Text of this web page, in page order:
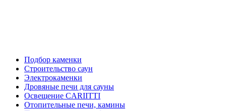
Подбор каменки
Строительство саун
Электрокаменки
Дровяные печи для сауны
Освещение CARIITTI
Отопительные печи, камины